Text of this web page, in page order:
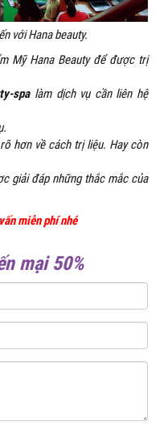
với Hana beauty.
Mỹ Hana Beauty để được trị
spalàm dịch vụ cần liên hệ
hơn về cách trị liệu. Hay còn
giải đáp những thắc mắc của
miễn phí nhé
mại 50%